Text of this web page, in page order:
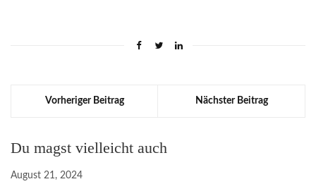
Vorheriger Beitrag Nächster Beitrag
Du magst vielleicht auch
August 21, 2024